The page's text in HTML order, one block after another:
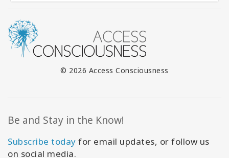
© 2026 Access Consciousness
Be and Stay in the Know!
Subscribe today for email updates, or follow us
on social media.